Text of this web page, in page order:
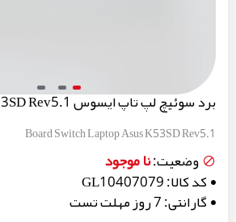
برد سوئیچ لپ تاپ ایسوس K53SD Rev5.1
Board Switch Laptop Asus K53SD Rev5.1
وضعیت:نا موجود
کد کالا:GL10407079
گارانتی:7 روز مهلت تست